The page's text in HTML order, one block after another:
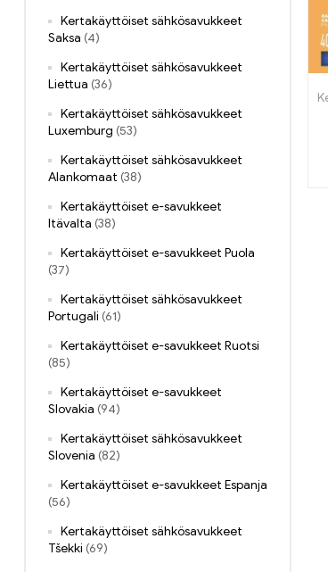
Kertakäyttöiset sähkösavukkeet
Saksa (4)
Kertakäyttöiset sähkösavukkeet
Liettua (36)
Kertakäyttöiset sähkösavukkeet
Luxemburg (53)
Kertakäyttöiset sähkösavukkeet
Alankomaat (38)
Kertakäyttöiset e-savukkeet
Itävalta (38)
Kertakäyttöiset e-savukkeet Puola
(37)
Kertakäyttöiset sähkösavukkeet
Portugali (61)
Kertakäyttöiset e-savukkeet Ruotsi
(85)
Kertakäyttöiset e-savukkeet
Slovakia (94)
Kertakäyttöiset sähkösavukkeet
Slovenia (82)
Kertakäyttöiset e-savukkeet Espanja
(56)
Kertakäyttöiset sähkösavukkeet
Tšekki (69)